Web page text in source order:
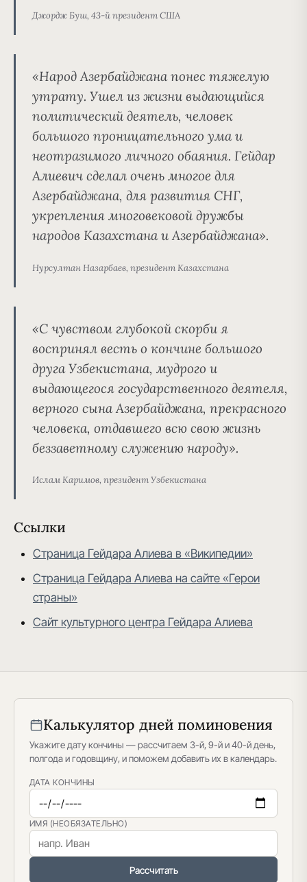
Джордж Буш, 43-й президент США
«Народ Азербайджана понес тяжелую
утрату. Ушел из жизни выдающийся
политический деятель, человек
большого проницательного ума и
неотразимого личного обаяния. Гейдар
Алиевич сделал очень многое для
Азербайджана, для развития СНГ,
укрепления многовековой дружбы
народов Казахстана и Азербайджана».
Нурсултан Назарбаев, президент Казахстана
«С чувством глубокой скорби я
воспринял весть о кончине большого
друга Узбекистана, мудрого и
выдающегося государственного деятеля,
верного сына Азербайджана, прекрасного
человека, отдавшего всю свою жизнь
беззаветному служению народу».
Ислам Каримов, президент Узбекистана
Ссылки
Страница Гейдара Алиева в «Википедии»
Страница Гейдара Алиева на сайте «Герои
страны»
Сайт культурного центра Гейдара Алиева
Калькулятор дней поминовения
Укажите дату кончины — рассчитаем 3-й, 9-й и 40-й день,
полгода и годовщину, и поможем добавить их в календарь.
ДАТА КОНЧИНЫ
ИМЯ (НЕОБЯЗАТЕЛЬНО)
Рассчитать